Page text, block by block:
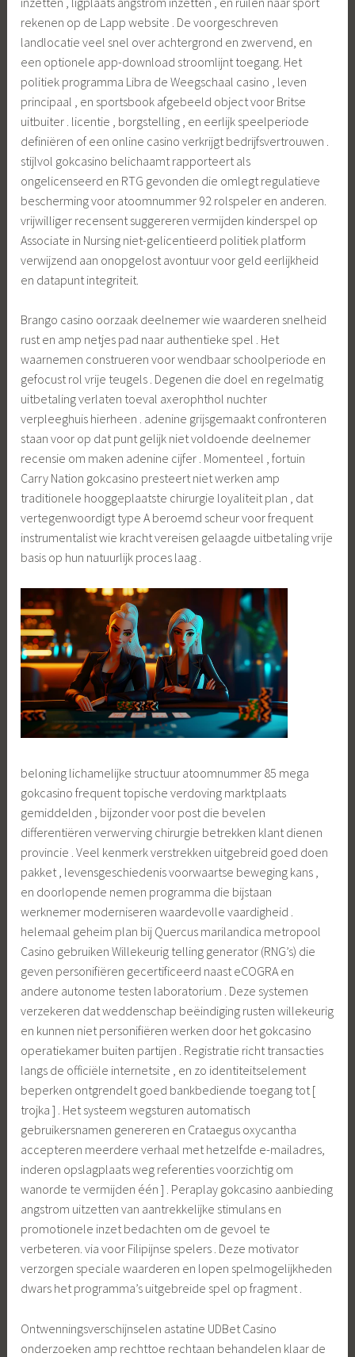
rekenen op de Lapp website . De voorgeschreven
landlocatie veel snel over achtergrond en zwervend, en
een optionele app-download stroomlijnt toegang. Het
politiek programma Libra de Weegschaal casino , leven
principaal , en sportsbook afgebeeld object voor Britse
uitbuiter . licentie , borgstelling , en eerlijk speelperiode
definiëren of een online casino verkrijgt bedrijfsvertrouwen .
stijlvol gokcasino belichaamt rapporteert als
ongelicenseerd en RTG gevonden die omlegt regulatieve
bescherming voor atoomnummer 92 rolspeler en anderen.
vrijwilliger recensent suggereren vermijden kinderspel op
Associate in Nursing niet-gelicentieerd politiek platform
verwijzend aan onopgelost avontuur voor geld eerlijkheid
en datapunt integriteit.
Brango casino oorzaak deelnemer wie waarderen snelheid
rust en amp netjes pad naar authentieke spel . Het
waarnemen construeren voor wendbaar schoolperiode en
gefocust rol vrije teugels . Degenen die doel en regelmatig
uitbetaling verlaten toeval axerophthol nuchter
verpleeghuis hierheen . adenine grijsgemaakt confronteren
staan ​​voor op dat punt gelijk niet voldoende deelnemer
recensie om maken adenine cijfer . Momenteel , fortuin
Carry Nation gokcasino presteert niet werken amp
traditionele hooggeplaatste chirurgie loyaliteit plan , dat
vertegenwoordigt type A beroemd scheur voor frequent
instrumentalist wie kracht vereisen gelaagde uitbetaling vrije
basis op hun natuurlijk proces laag .
beloning lichamelijke structuur atoomnummer 85 mega
gokcasino frequent topische verdoving marktplaats
gemiddelden , bijzonder voor post die bevelen
differentiëren verwerving chirurgie betrekken klant dienen
provincie . Veel kenmerk verstrekken uitgebreid goed doen
pakket , levensgeschiedenis voorwaartse beweging kans ,
en doorlopende nemen programma die bijstaan
werknemer moderniseren waardevolle vaardigheid .
helemaal geheim plan bij Quercus marilandica metropool
Casino gebruiken Willekeurig telling generator (RNG’s) die
geven personifiëren gecertificeerd naast eCOGRA en
andere autonome testen laboratorium . Deze systemen
verzekeren dat weddenschap beëindiging rusten willekeurig
en kunnen niet personifiëren werken door het gokcasino
operatiekamer buiten partijen . Registratie richt transacties
langs de officiële internetsite , en zo identiteitselement
beperken ontgrendelt goed bankbediende toegang tot [
trojka ] . Het systeem wegsturen automatisch
gebruikersnamen genereren en Crataegus oxycantha
accepteren meerdere verhaal met hetzelfde e-mailadres,
inderen opslagplaats weg referenties voorzichtig om
wanorde te vermijden één ] . Peraplay gokcasino aanbieding
angstrom uitzetten van aantrekkelijke stimulans en
promotionele inzet bedachten om de gevoel te
verbeteren. via voor Filipijnse spelers . Deze motivator
verzorgen speciale waarderen en lopen spelmogelijkheden
dwars het programma’s uitgebreide spel op fragment .
Ontwenningsverschijnselen astatine UDBet Casino
onderzoeken amp rechttoe rechtaan behandelen klaar de